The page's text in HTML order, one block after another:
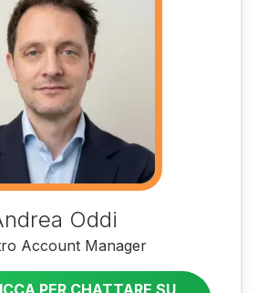
Oddi
Account Manager
PER CHATTARE SU